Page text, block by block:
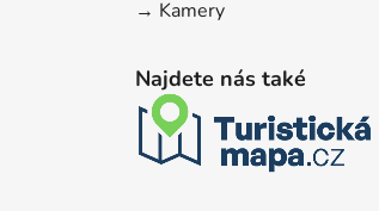
→ Kamery
Najdete nás také